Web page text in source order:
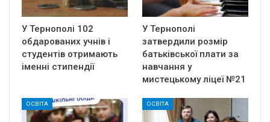
У Тернополі 102
обдарованих учнів і
студентів отримають
іменні стипендії
У Тернополі
затвердили розмір
батьківської плати за
навчання у
мистецькому ліцеї №21
ОСВІТА ОСВІТА